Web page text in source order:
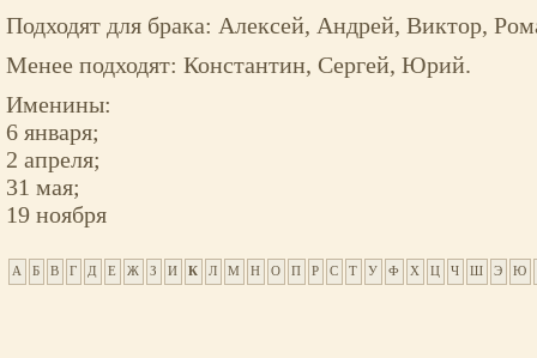
Подходят для брака: Алексей, Андрей, Виктор,
Менее подходят: Константин, Сергей, Юрий.
Именины:
6 января;
2 апреля;
31 мая;
19 ноября
А Б В Г Д Е Ж З И К Л М Н О П Р С Т У Ф Х Ц Ч Ш Э Ю